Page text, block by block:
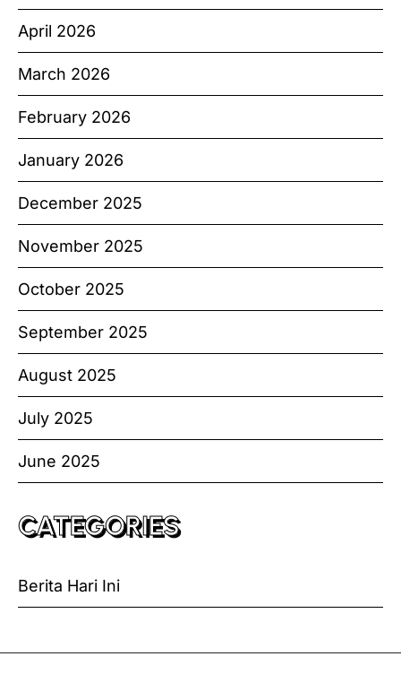
April 2026
March 2026
February 2026
January 2026
December 2025
November 2025
October 2025
September 2025
August 2025
July 2025
June 2025
CATEGORIES
Berita Hari Ini